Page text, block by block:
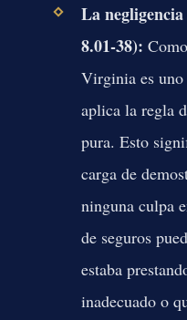
La
8.01-38):
Virginia es uno
aplica la regla
pura. Esto
carga de
ninguna culpa
de seguros
estaba
inadecuado o